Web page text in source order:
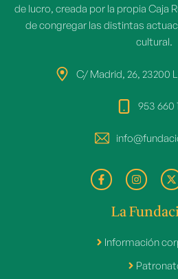
de lucro, creada por la propia Caja
de congregar las distintas
cultural.
C/ Madrid, 26, 23200
953 660
La
Información